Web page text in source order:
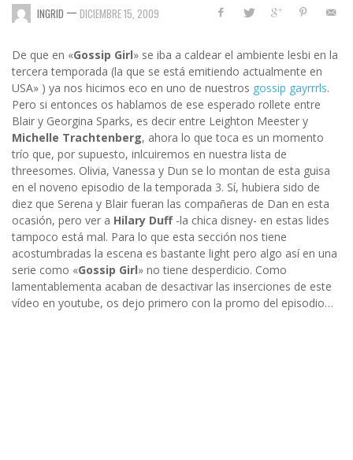
INGRID — DICIEMBRE 15, 2009
De que en «Gossip Girl» se iba a caldear el ambiente lesbi en la
tercera temporada (la que se está emitiendo actualmente en
USA» ) ya nos hicimos eco en uno de nuestros gossip gayrrrls.
Pero si entonces os hablamos de ese esperado rollete entre
Blair y Georgina Sparks, es decir entre Leighton Meester y
Michelle Trachtenberg, ahora lo que toca es un momento
trío que, por supuesto, inlcuiremos en nuestra lista de
threesomes. Olivia, Vanessa y Dun se lo montan de esta guisa
en el noveno episodio de la temporada 3. Sí, hubiera sido de
diez que Serena y Blair fueran las compañeras de Dan en esta
ocasión, pero ver a Hilary Duff -la chica disney- en estas lides
tampoco está mal. Para lo que esta sección nos tiene
acostumbradas la escena es bastante light pero algo así en una
serie como «Gossip Girl» no tiene desperdicio. Como
lamentablementa acaban de desactivar las inserciones de este
vídeo en youtube, os dejo primero con la promo del episodio…